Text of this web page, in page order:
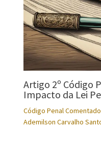
Artigo 2º Código
Impacto da Lei
Código Penal Comentado
Ademilson Carvalho